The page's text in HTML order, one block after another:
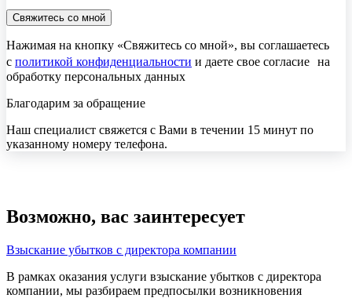
Нажимая на кнопку «Свяжитесь со мной», вы соглашаетесь
с политикой конфиденциальности и даете свое согласие на
обработку персональных данных
Благодарим за обращение
Наш специалист свяжется с Вами в течении 15 минут по
указанному номеру телефона.
Возможно, вас заинтересует
Взыскание убытков с директора компании
В рамках оказания услуги взыскание убытков с директора
компании, мы разбираем предпосылки возникновения